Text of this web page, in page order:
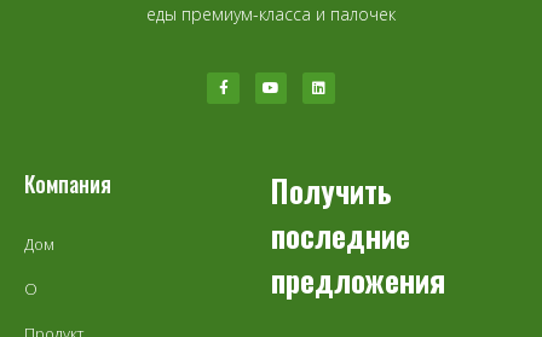
еды премиум-класса и палочек
Компания
Дом
О
Получить
последние
предложения